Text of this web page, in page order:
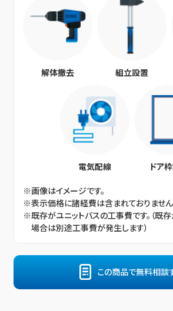
解体撤去 組立設置
電気配線 ドア
※画像はイメージです。
※表示価格に諸経費は含まれておりません
※既存がユニットバスの工事費です。（既
場合は別途工事費が発生します）
この商品で無料相談